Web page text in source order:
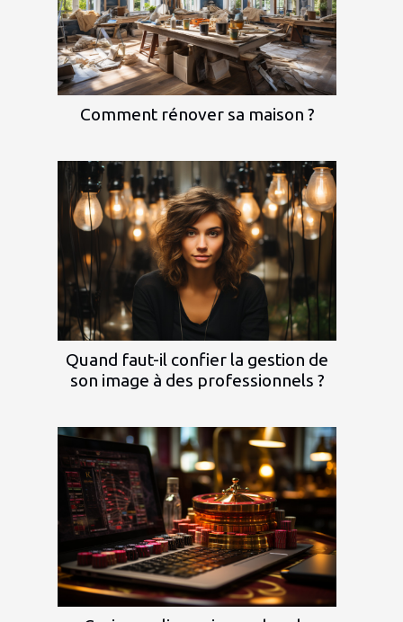
Comment rénover sa maison ?
Quand faut-il confier la gestion de
son image à des professionnels ?